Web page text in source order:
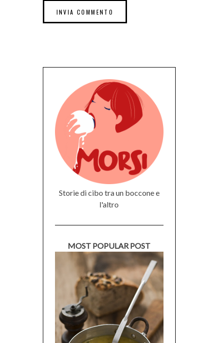
Storie di cibo tra un boccone e
l'altro
MOST POPULAR POST